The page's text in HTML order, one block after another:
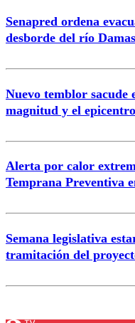
Senapred ordena
desborde del río
Nuevo temblor sacude
magnitud y el epicentro
Alerta por calor
Temprana Preventiva
Semana legislativa
tramitación del